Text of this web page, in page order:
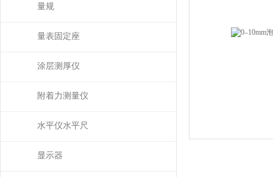
量规
量表固定座
涂层测厚仪
附着力测量仪
水平仪水平尺
显示器